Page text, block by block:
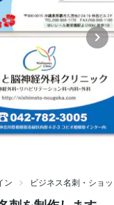
ン ビジネス名刺・ショ